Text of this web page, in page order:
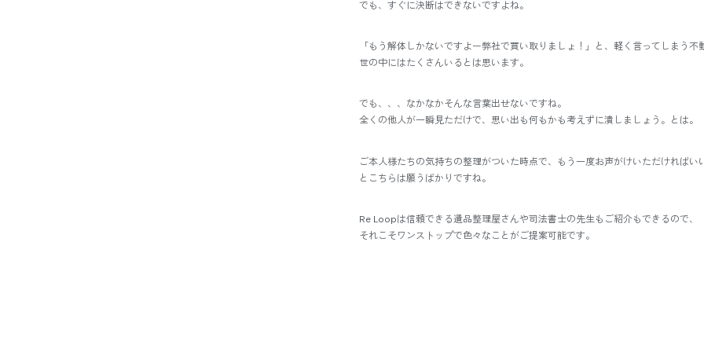
でも、すぐに決断はできないですよね。
「もう解体しかないですよー弊社で買い取りましょ！」と、軽く言ってしまう不
世の中にはたくさんいるとは思います。
でも、、、なかなかそんな言葉出せないですね。
全くの他人が一瞬見ただけで、思い出も何もかも考えずに潰しましょう。とは。
ご本人様たちの気持ちの整理がついた時点で、もう一度お声がけいただければい
とこちらは願うばかりですね。
Re Loopは信頼できる遺品整理屋さんや司法書士の先生もご紹介もできるので、
それこそワンストップで色々なことがご提案可能です。